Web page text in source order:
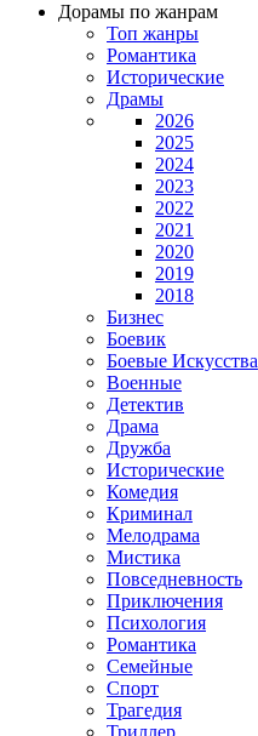
Дорамы по жанрам
Топ жанры
Романтика
Исторические
Драмы
2026
2025
2024
2023
2022
2021
2020
2019
2018
Бизнес
Боевик
Боевые Искусства
Военные
Детектив
Драма
Дружба
Исторические
Комедия
Криминал
Мелодрама
Мистика
Повседневность
Приключения
Психология
Романтика
Семейные
Спорт
Трагедия
Триллер